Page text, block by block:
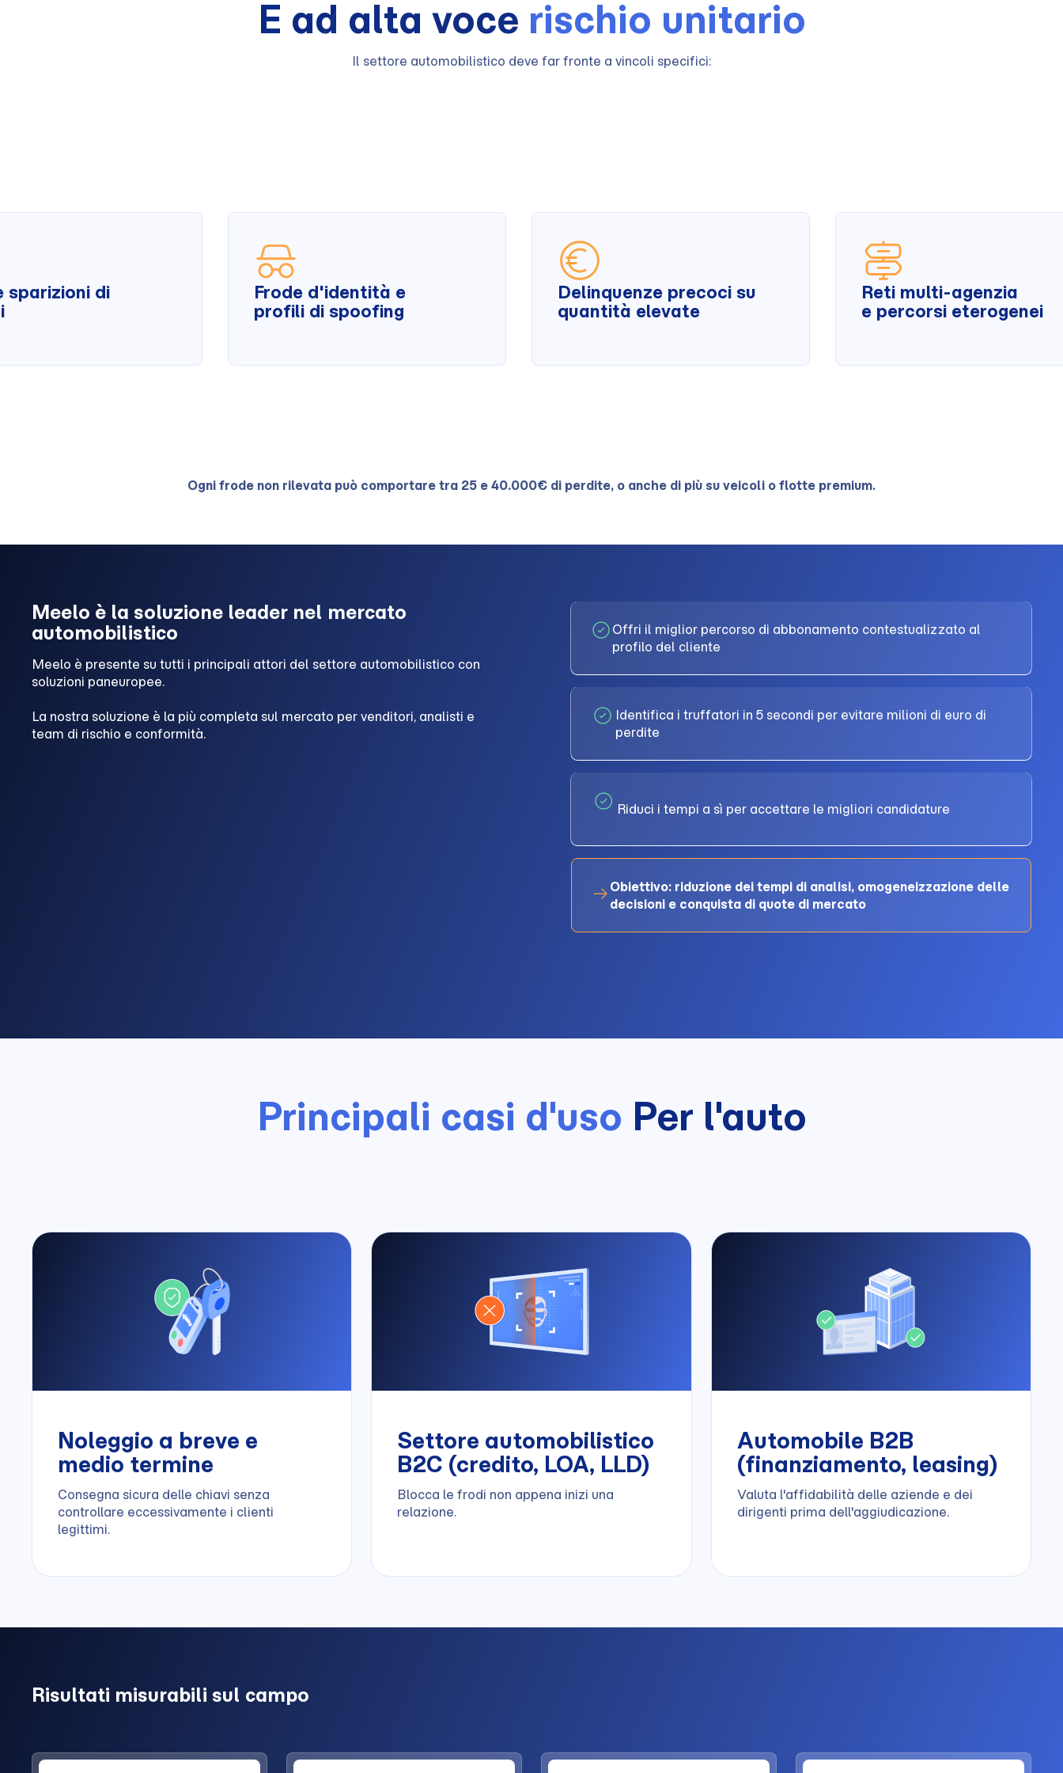
E ad alta voce rischio unitario
Il settore automobilistico deve far fronte a vincoli specifici:
sparizioni di
Frode d'identità e
profili di spoofing
Delinquenze precoci su
quantità elevate
Reti multi-agenzia
e percorsi eterogenei
Ogni frode non rilevata può comportare tra 25 e 40.000€ di perdite, o anche di più su veicoli o flotte premium.
Meelo è la soluzione leader nel mercato
automobilistico
Meelo è presente su tutti i principali attori del settore automobilistico con
soluzioni paneuropee.
La nostra soluzione è la più completa sul mercato per venditori, analisti e
team di rischio e conformità.
Offri il miglior percorso di abbonamento contestualizzato al
profilo del cliente
Identifica i truffatori in 5 secondi per evitare milioni di euro di
perdite
Riduci i tempi a sì per accettare le migliori candidature
Obiettivo: riduzione dei tempi di analisi, omogeneizzazione delle
decisioni e conquista di quote di mercato
Principali casi d'uso Per l'auto
Noleggio a breve e
medio termine
Consegna sicura delle chiavi senza
controllare eccessivamente i clienti
legittimi.
Settore automobilistico
B2C (credito, LOA, LLD)
Blocca le frodi non appena inizi una
relazione.
Automobile B2B
(finanziamento, leasing)
Valuta l'affidabilità delle aziende e dei
dirigenti prima dell'aggiudicazione.
Risultati misurabili sul campo